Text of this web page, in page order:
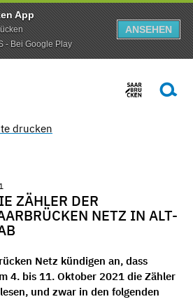
App
- Bei Google Play
ANSEHEN
drucken
ZÄHLER DER
NETZ IN ALT-
Netz kündigen an, dass
4. bis 11. Oktober 2021 die Zähler
und zwar in den folgenden